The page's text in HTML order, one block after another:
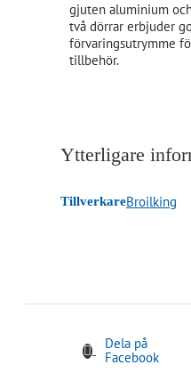
gjuten aluminium
två dörrar erbjuder
förvaringsutrymme
tillbehör.
Ytterligare
TillverkareBroilking
Dela på
Facebook